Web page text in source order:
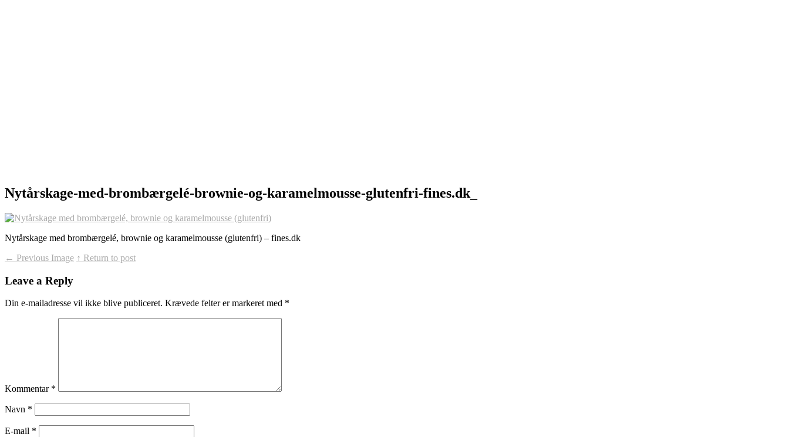
Nytårskage-med-brombærgelé-brownie-og-karamelmousse-glutenfri-fines.dk_
Nytårskage med brombærgelé, brownie og karamelmousse (glutenfri) – fines.dk
← Previous Image ↑ Return to post
Leave a Reply
Din e-mailadresse vil ikke blive publiceret. Krævede felter er markeret med *
Kommentar *
Navn *
E-mail *